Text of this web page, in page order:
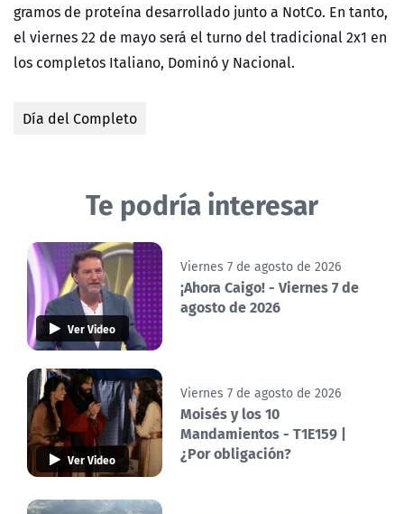
gramos de proteína desarrollado junto a NotCo. En tanto,
el viernes 22 de mayo será el turno del tradicional 2x1 en
los completos Italiano, Dominó y Nacional.
Día del Completo
Te podría interesar
Ver Video
Viernes 7 de agosto de 2026
¡Ahora Caigo! - Viernes 7 de
agosto de 2026
Ver Video
Viernes 7 de agosto de 2026
Moisés y los 10
Mandamientos - T1E159 |
¿Por obligación?